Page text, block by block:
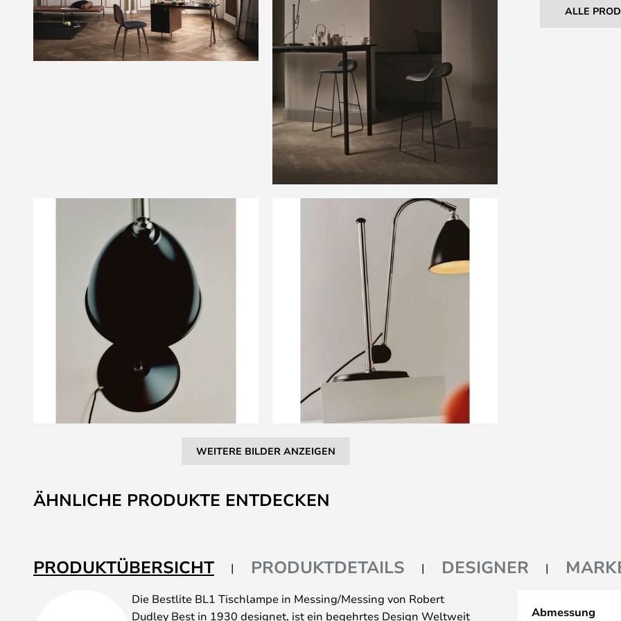
WEITERE BILDER ANZEIGEN
Anfang
der
ALLE
ÄHNLICHE PRODUKTE ENTDECKEN
PRODUKTÜBERSICHT PRODUKTDETAILS DESIGNER
Die Bestlite BL1 Tischlampe in Messing/Messing von Robert
Dudley Best in 1930 designet, ist ein begehrtes Design Weltweit
Abmessung